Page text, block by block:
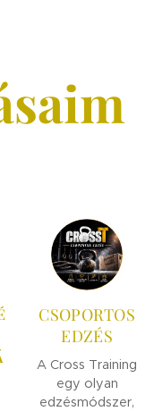
CSOPORTOS
EDZÉS
A Cross Training
egy olyan
edzésmódszer,